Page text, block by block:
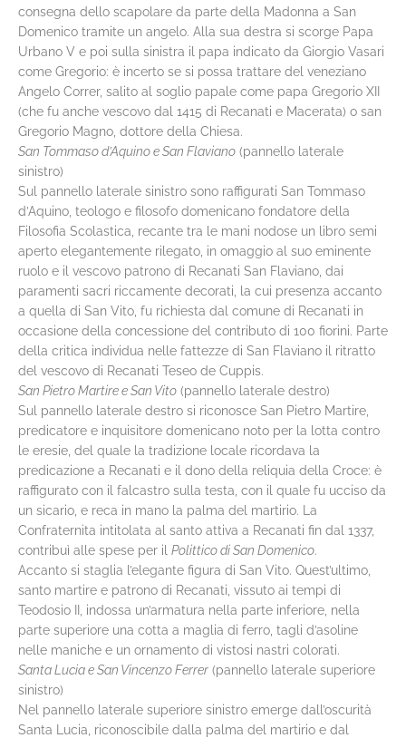
consegna dello scapolare da parte della Madonna a San
Domenico tramite un angelo. Alla sua destra si scorge Papa
Urbano V e poi sulla sinistra il papa indicato da Giorgio Vasari
come Gregorio: è incerto se si possa trattare del veneziano
Angelo Correr, salito al soglio papale come papa Gregorio XII
(che fu anche vescovo dal 1415 di Recanati e Macerata) o san
Gregorio Magno, dottore della Chiesa.
San Tommaso d’Aquino e San Flaviano (pannello laterale
sinistro)
Sul pannello laterale sinistro sono raffigurati San Tommaso
d’Aquino, teologo e filosofo domenicano fondatore della
Filosofia Scolastica, recante tra le mani nodose un libro semi
aperto elegantemente rilegato, in omaggio al suo eminente
ruolo e il vescovo patrono di Recanati San Flaviano, dai
paramenti sacri riccamente decorati, la cui presenza accanto
a quella di San Vito, fu richiesta dal comune di Recanati in
occasione della concessione del contributo di 100 fiorini. Parte
della critica individua nelle fattezze di San Flaviano il ritratto
del vescovo di Recanati Teseo de Cuppis.
San Pietro Martire e San Vito (pannello laterale destro)
Sul pannello laterale destro si riconosce San Pietro Martire,
predicatore e inquisitore domenicano noto per la lotta contro
le eresie, del quale la tradizione locale ricordava la
predicazione a Recanati e il dono della reliquia della Croce: è
raffigurato con il falcastro sulla testa, con il quale fu ucciso da
un sicario, e reca in mano la palma del martirio. La
Confraternita intitolata al santo attiva a Recanati fin dal 1337,
contribuì alle spese per il Polittico di San Domenico.
Accanto si staglia l’elegante figura di San Vito. Quest’ultimo,
santo martire e patrono di Recanati, vissuto ai tempi di
Teodosio II, indossa un’armatura nella parte inferiore, nella
parte superiore una cotta a maglia di ferro, tagli d’asoline
nelle maniche e un ornamento di vistosi nastri colorati.
Santa Lucia e San Vincenzo Ferrer (pannello laterale superiore
sinistro)
Nel pannello laterale superiore sinistro emerge dall’oscurità
Santa Lucia, riconoscibile dalla palma del martirio e dal